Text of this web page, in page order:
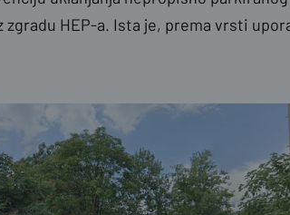
HEP-a. Ista je, prema vrsti